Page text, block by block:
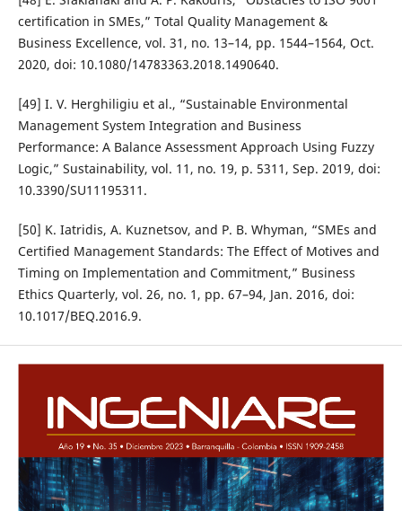
certification in SMEs,” Total Quality Management &
Business Excellence, vol. 31, no. 13–14, pp. 1544–1564, Oct.
2020, doi: 10.1080/14783363.2018.1490640.
[49] I. V. Herghiligiu et al., “Sustainable Environmental
Management System Integration and Business
Performance: A Balance Assessment Approach Using Fuzzy
Logic,” Sustainability, vol. 11, no. 19, p. 5311, Sep. 2019, doi:
10.3390/SU11195311.
[50] K. Iatridis, A. Kuznetsov, and P. B. Whyman, “SMEs and
Certified Management Standards: The Effect of Motives and
Timing on Implementation and Commitment,” Business
Ethics Quarterly, vol. 26, no. 1, pp. 67–94, Jan. 2016, doi:
10.1017/BEQ.2016.9.